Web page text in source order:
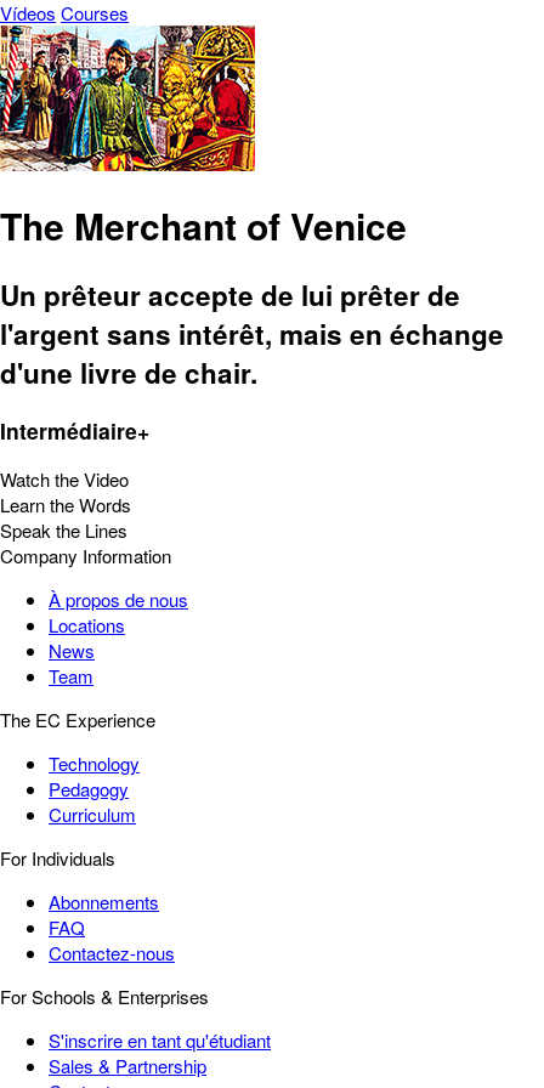
Vídeos Courses
The Merchant of Venice
Un prêteur accepte de lui prêter de
l'argent sans intérêt, mais en échange
d'une livre de chair.
Intermédiaire+
Watch the Video
Learn the Words
Speak the Lines
Company Information
À propos de nous
Locations
News
Team
The EC Experience
Technology
Pedagogy
Curriculum
For Individuals
Abonnements
FAQ
Contactez-nous
For Schools & Enterprises
S'inscrire en tant qu'étudiant
Sales & Partnership